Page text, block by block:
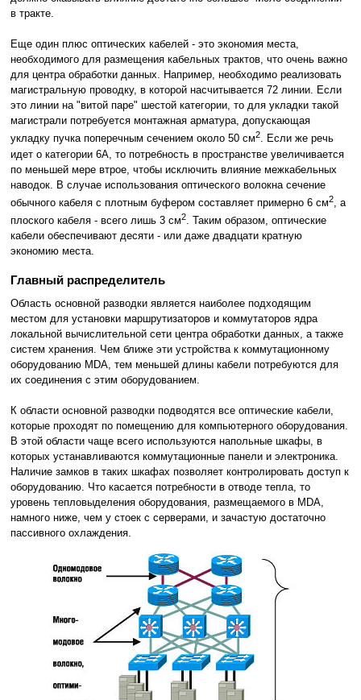
в тракте.
Еще один плюс оптических кабелей - это экономия места,
необходимого для размещения кабельных трактов, что очень важно
для центра обработки данных. Например, необходимо реализовать
магистральную проводку, в которой насчитывается 72 линии. Если
это линии на "витой паре" шестой категории, то для укладки такой
магистрали потребуется монтажная арматура, допускающая
укладку пучка поперечным сечением около 50 см2. Если же речь
идет о категории 6A, то потребность в пространстве увеличивается
по меньшей мере втрое, чтобы исключить влияние межкабельных
наводок. В случае использования оптического волокна сечение
обычного кабеля с плотным буфером составляет примерно 6 см2, а
плоского кабеля - всего лишь 3 см2. Таким образом, оптические
кабели обеспечивают десяти - или даже двадцати кратную
экономию места.
Главный распределитель
Область основной разводки является наиболее подходящим
местом для установки маршрутизаторов и коммутаторов ядра
локальной вычислительной сети центра обработки данных, а также
систем хранения. Чем ближе эти устройства к коммутационному
оборудованию MDA, тем меньшей длины кабели потребуются для
их соединения с этим оборудованием.
К области основной разводки подводятся все оптические кабели,
которые проходят по помещению для компьютерного оборудования.
В этой области чаще всего используются напольные шкафы, в
которых устанавливаются коммутационные панели и электроника.
Наличие замков в таких шкафах позволяет контролировать доступ к
оборудованию. Что касается потребности в отводе тепла, то
уровень тепловыделения оборудования, размещаемого в MDA,
намного ниже, чем у стоек с серверами, и зачастую достаточно
пассивного охлаждения.